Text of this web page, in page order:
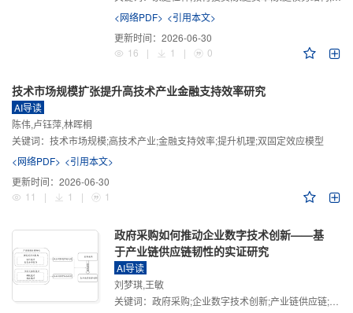
<网络PDF> <引用本文>
更新时间： 2026-06-30
16
| 1 | 0
技术市场规模扩张提升高技术产业金融支持效率研究
AI导读
陈伟,卢钰萍,林晖桐
关键词： 技术市场规模;高技术产业;金融支持效率;提升机理;双固定效应模型
<网络PDF> <引用本文>
更新时间： 2026-06-30
11
| 1 | 1
政府采购如何推动企业数字技术创新——基
于产业链供应链韧性的实证研究
AI导读
刘梦琪,王敏
关键词： 政府采购;企业数字技术创新;产业链供应链;产业链供应链韧性;需求侧财政政策